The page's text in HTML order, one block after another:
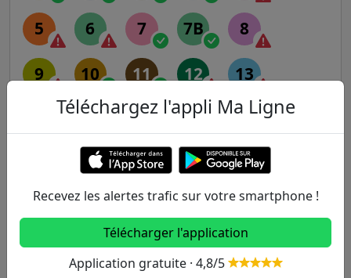
5 6 7 7B 8
9 10 11 12 13
A B C D E
Transilien
Téléchargez l'appli Ma Ligne
Recevez les alertes trafic sur votre smartphone !
Télécharger l'application
Application gratuite · 4,8/5